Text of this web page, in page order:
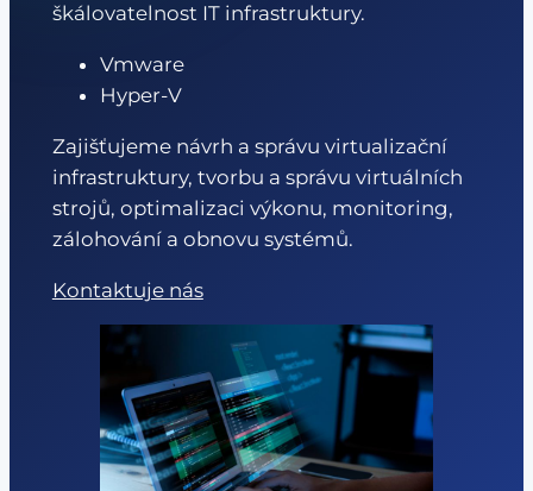
škálovatelnost IT infrastruktury.
Vmware
Hyper-V
Zajišťujeme návrh a správu virtualizační
infrastruktury, tvorbu a správu virtuálních
strojů, optimalizaci výkonu, monitoring,
zálohování a obnovu systémů.
Kontaktuje nás